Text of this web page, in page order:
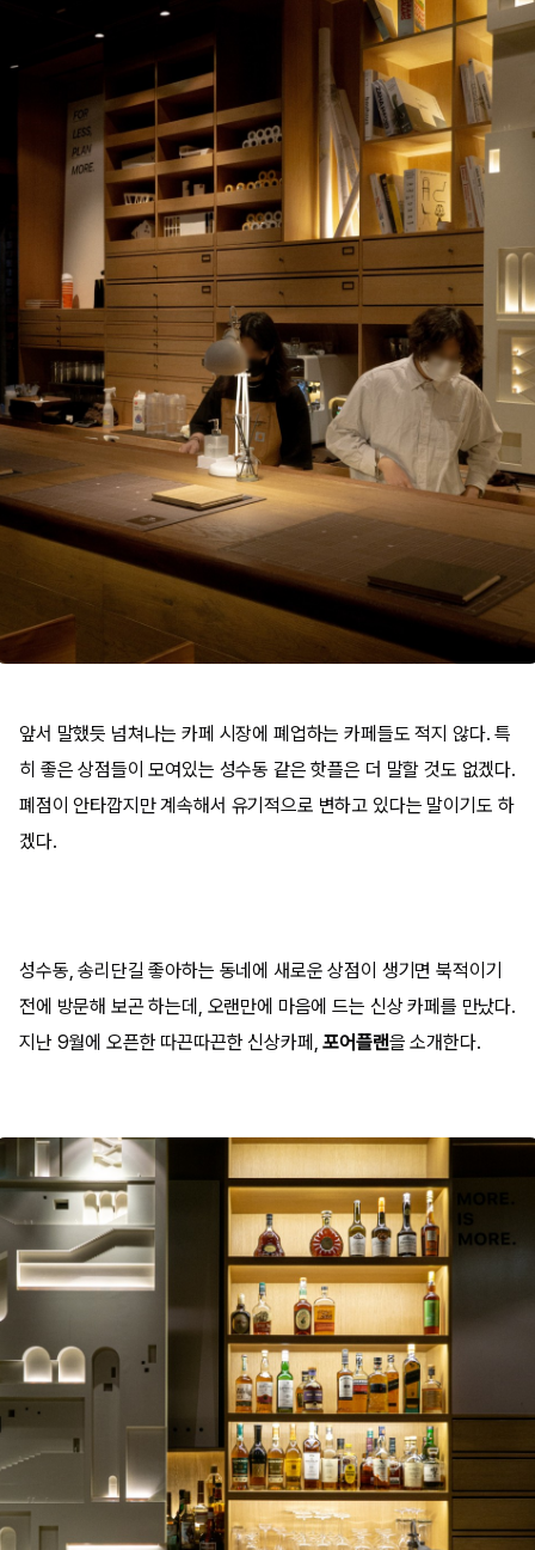
앞서 말했듯 넘쳐나는 카페 시장에 폐업하는 카페들도 적지 않다. 특
히 좋은 상점들이 모여있는 성수동 같은 핫플은 더 말할 것도 없겠다.
폐점이 안타깝지만 계속해서 유기적으로 변하고 있다는 말이기도 하
겠다.
성수동, 송리단길 좋아하는 동네에 새로운 상점이 생기면 북적이기
전에 방문해 보곤 하는데, 오랜만에 마음에 드는 신상 카페를 만났다.
지난 9월에 오픈한 따끈따끈한 신상카페,포어플랜을 소개한다.